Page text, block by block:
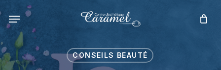
content
CONSEILS BEAUTÉ